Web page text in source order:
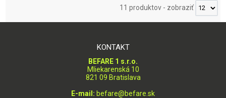
11 produktov- zobraziť
KONTAKT
BEFARE 1 s.r.o.
Mliekarenská 10
821 09 Bratislava
E-mail: befare@befare.sk